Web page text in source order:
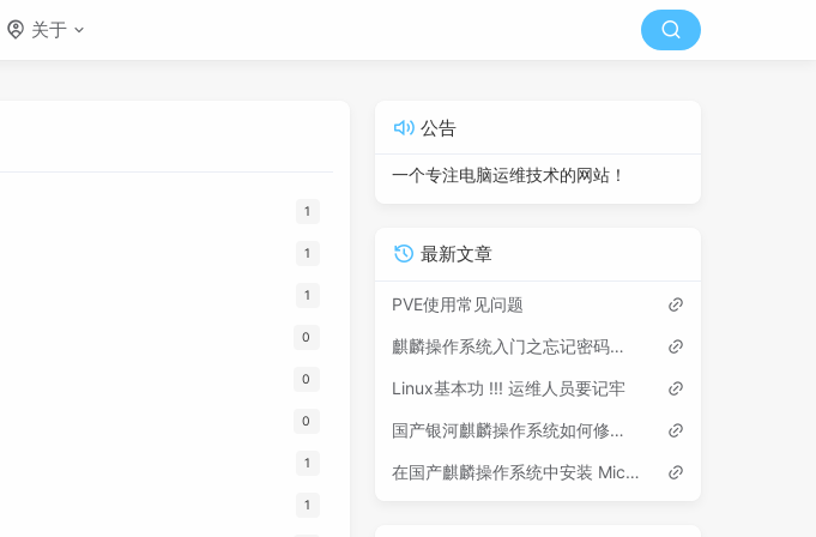
关于
1
1
1
0
0
0
1
1
公告
一个专注电脑运维技术的网站！
最新文章
PVE使用常见问题
麒麟操作系统入门之忘记密码如何修改
Linux基本功 !!! 运维人员要记牢
国产银河麒麟操作系统如何修改网卡名称
在国产麒麟操作系统中安装 Microsoft Edge 浏览器